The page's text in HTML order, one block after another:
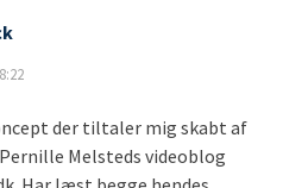
der tiltaler mig skabt af
Melsteds videoblog